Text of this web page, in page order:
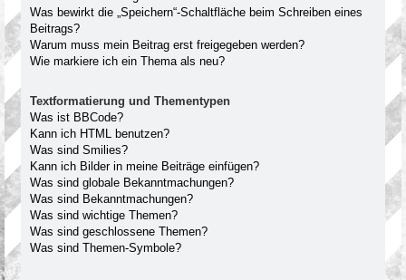
Was bewirkt die „Speichern“-Schaltfläche beim Schreiben eines
Beitrags?
Warum muss mein Beitrag erst freigegeben werden?
Wie markiere ich ein Thema als neu?
Textformatierung und Thementypen
Was ist BBCode?
Kann ich HTML benutzen?
Was sind Smilies?
Kann ich Bilder in meine Beiträge einfügen?
Was sind globale Bekanntmachungen?
Was sind Bekanntmachungen?
Was sind wichtige Themen?
Was sind geschlossene Themen?
Was sind Themen-Symbole?